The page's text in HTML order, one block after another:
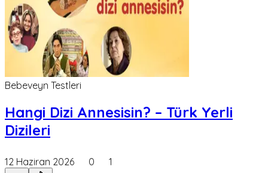
Bebeveyn Testleri
Hangi Dizi Annesisin? – Türk Yerli
Dizileri
12 Haziran 2026 0 1